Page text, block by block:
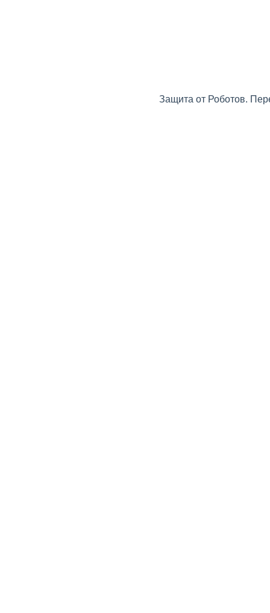
Защита от Роботов.